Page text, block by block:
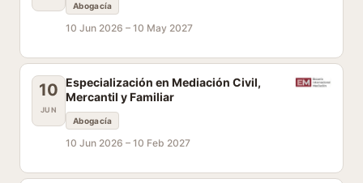
Abogacía
10 Jun 2026 – 10 May 2027
10
JUN
Especialización en Mediación Civil,
Mercantil y Familiar
Abogacía
10 Jun 2026 – 10 Feb 2027